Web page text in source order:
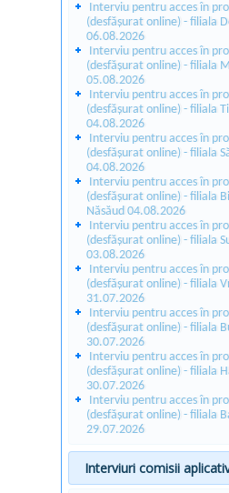
Interviu pentru acces în
(desfășurat online) - filiala
06.08.2026
Interviu pentru acces în
(desfășurat online) - filiala
05.08.2026
Interviu pentru acces în
(desfășurat online) - filiala
04.08.2026
Interviu pentru acces în
(desfășurat online) - filiala
04.08.2026
Interviu pentru acces în
(desfășurat online) - filiala
Năsăud 04.08.2026
Interviu pentru acces în
(desfășurat online) - filiala
03.08.2026
Interviu pentru acces în
(desfășurat online) - filiala
31.07.2026
Interviu pentru acces în
(desfășurat online) - filiala
30.07.2026
Interviu pentru acces în
(desfășurat online) - filiala
30.07.2026
Interviu pentru acces în
(desfășurat online) - filiala
29.07.2026
Interviuri comisii